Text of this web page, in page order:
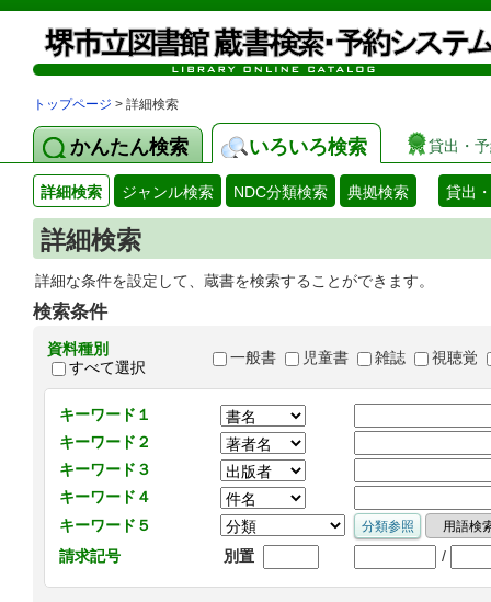
トップページ > 詳細検索
かんたん検索 いろいろ検索 貸出・
詳細検索 ジャンル検索 NDC分類検索 典拠検索 貸出
詳細検索
詳細な条件を設定して、蔵書を検索することができます。
検索条件
資料種別
すべて選択
一般書 児童書 雑誌 視聴覚
キーワード１
キーワード２
キーワード３
キーワード４
キーワード５
請求記号
別置 /